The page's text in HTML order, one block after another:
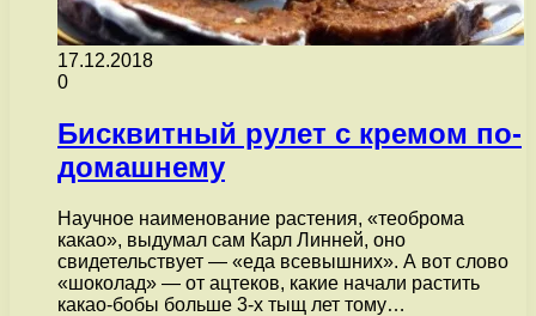
17.12.2018
0
Бисквитный рулет с кремом по-
домашнему
Научное наименование растения, «теоброма
какао», выдумал сам Карл Линней, оно
свидетельствует — «еда всевышних». А вот слово
«шоколад» — от ацтеков, какие начали растить
какао-бобы больше 3-х тыщ лет тому…